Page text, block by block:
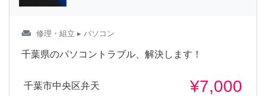
weekend 修理・組立 ▸ パソコン
千葉県のパソコントラブル、解決します！
千葉市中央区弁天 ¥7,000